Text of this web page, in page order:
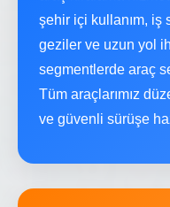
şehir içi kullanım, iş
geziler ve uzun yol
segmentlerde araç
Tüm araçlarımız
ve güvenli sürüşe